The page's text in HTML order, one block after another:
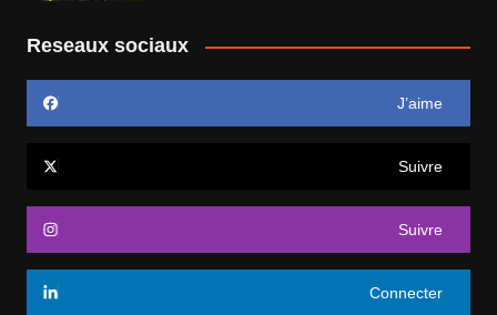
Reseaux sociaux
J’aime
Suivre
Suivre
Connecter